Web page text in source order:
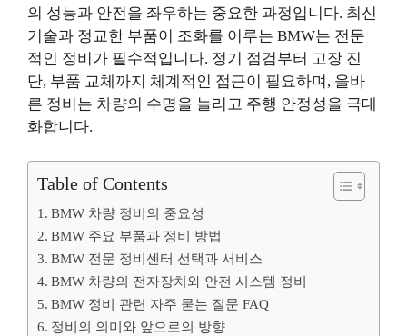
의 성능과 안전을 좌우하는 중요한 과정입니다. 최신
기술과 정교한 부품이 조화를 이루는 BMW는 전문
적인 정비가 필수적입니다. 정기 점검부터 고장 진
단, 부품 교체까지 체계적인 접근이 필요하며, 올바
른 정비는 차량의 수명을 늘리고 주행 안정성을 극대
화합니다.
Table of Contents
BMW 차량 정비의 중요성
BMW 주요 부품과 정비 방법
BMW 전문 정비센터 선택과 서비스
BMW 차량의 전자장치와 안전 시스템 정비
BMW 정비 관련 자주 묻는 질문 FAQ
정비의 의미와 앞으로의 방향